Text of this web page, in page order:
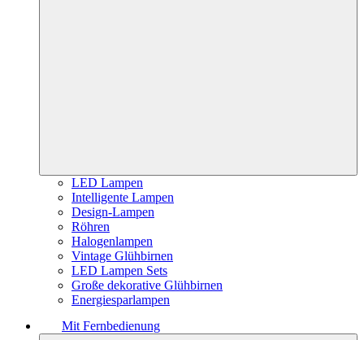
LED Lampen
Intelligente Lampen
Design-Lampen
Röhren
Halogenlampen
Vintage Glühbirnen
LED Lampen Sets
Große dekorative Glühbirnen
Energiesparlampen
Mit Fernbedienung